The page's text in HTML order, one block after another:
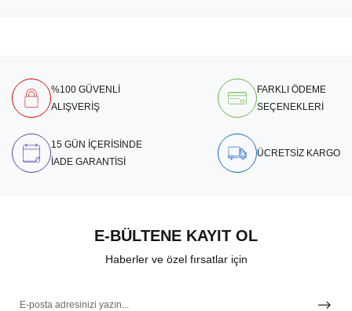
%100 GÜVENLİ
ALIŞVERİŞ
FARKLI ÖDEME
SEÇENEKLERİ
15 GÜN İÇERİSİNDE
İADE GARANTİSİ
ÜCRETSİZ KARGO
E-BÜLTENE KAYIT OL
Haberler ve özel fırsatlar için